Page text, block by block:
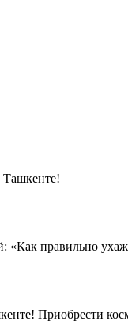
Ташкенте!
правильно
Приобрести